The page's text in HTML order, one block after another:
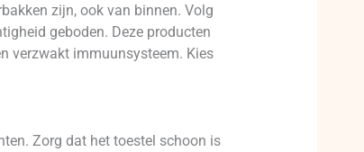
zijn, ook van binnen. Volg
geboden. Deze producten
verzwakt immuunsysteem. Kies
Zorg dat het toestel schoon is